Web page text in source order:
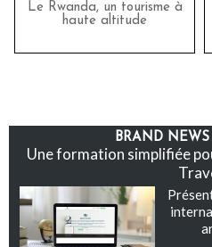
Le Rwanda, un tourisme à
haute altitude
BRAND
Une formation simplifiée